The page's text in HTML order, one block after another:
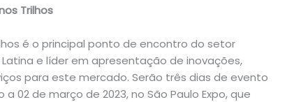
Trilhos
é o principal ponto de encontro do setor
e líder em apresentação de inovações,
para este mercado. Serão três dias de evento
02 de março de 2023, no São Paulo Expo, que